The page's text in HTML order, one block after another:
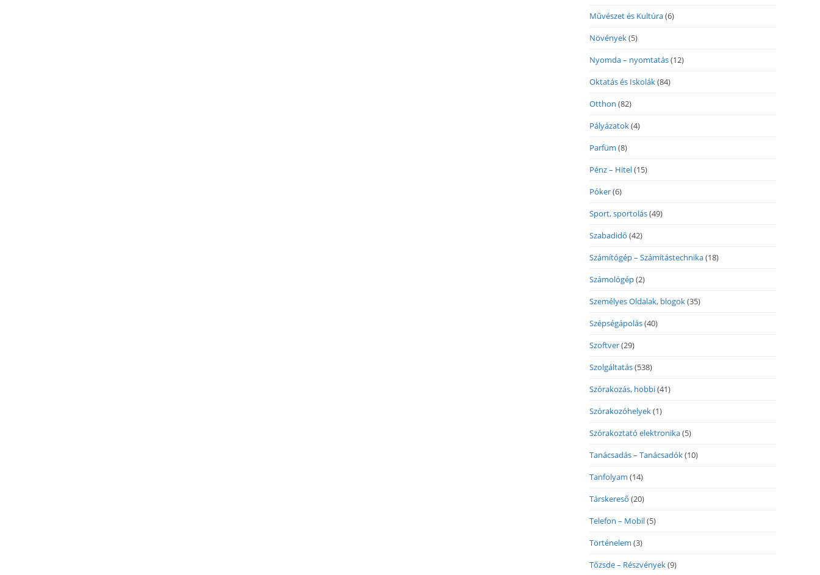
Művészet és Kultúra(6)
Növények(5)
Nyomda – nyomtatás(12)
Oktatás és Iskolák(84)
Otthon (82)
Pályázatok(4)
Parfüm (8)
Pénz – Hitel(15)
Póker(6)
Sport, sportolás(49)
Szabadidő (42)
Számítógép – Számítástechnika(18)
Számológép(2)
Személyes Oldalak, blogok(35)
Szépségápolás(40)
Szoftver(29)
Szolgáltatás(538)
Szórakozás, hobbi(41)
Szórakozóhelyek(1)
Szórakoztató elektronika(5)
Tanácsadás – Tanácsadók(10)
Tanfolyam (14)
Társkereső (20)
Telefon – Mobil(5)
Történelem (3)
Tőzsde – Részvények(9)